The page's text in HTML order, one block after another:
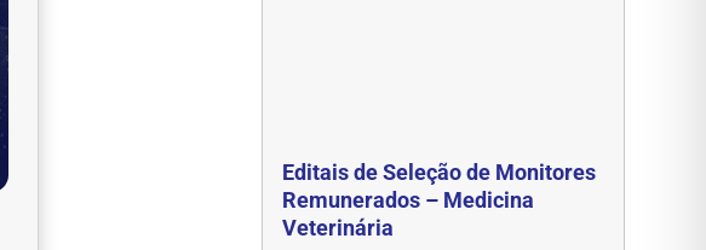
Editais de Seleção de Monitores
Remunerados – Medicina
Veterinária